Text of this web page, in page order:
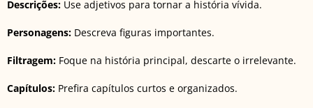
Descrições: Use adjetivos para tornar a história vívida.
Personagens: Descreva figuras importantes.
Filtragem: Foque na história principal, descarte o irrelevante.
Capítulos: Prefira capítulos curtos e organizados.